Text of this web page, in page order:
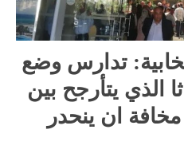
تدارس وضع
الذي يتأرجح بين
ان ينحدر